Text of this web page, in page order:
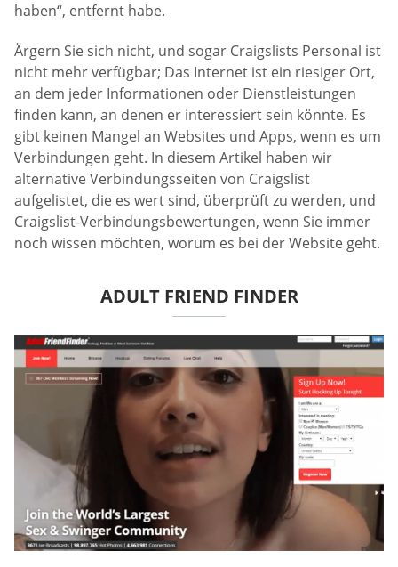
haben“, entfernt habe.
Ärgern Sie sich nicht, und sogar Craigslists Personal ist
nicht mehr verfügbar; Das Internet ist ein riesiger Ort,
an dem jeder Informationen oder Dienstleistungen
finden kann, an denen er interessiert sein könnte. Es
gibt keinen Mangel an Websites und Apps, wenn es um
Verbindungen geht. In diesem Artikel haben wir
alternative Verbindungsseiten von Craigslist
aufgelistet, die es wert sind, überprüft zu werden, und
Craigslist-Verbindungsbewertungen, wenn Sie immer
noch wissen möchten, worum es bei der Website geht.
ADULT FRIEND FINDER